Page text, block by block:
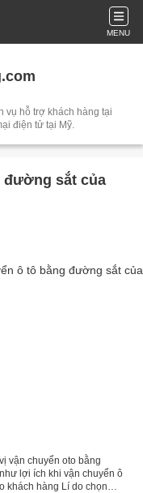
MENU
vụ hỗ trợ khách hàng tại
điện tử tại Mỹ.
đường sắt của
vận chuyển oto bằng
lợi ích khi vận chuyển ô
khách hàng Lí do chọn